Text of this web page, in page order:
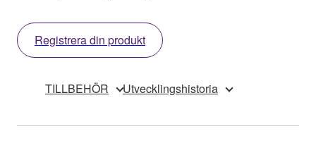
Registrera din produkt
TILLBEHÖR Utvecklingshistoria